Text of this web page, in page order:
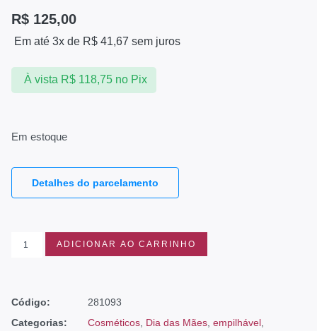
R$ 125,00
Em até 3x de R$ 41,67 sem juros
À vista R$118,75 no Pix
Em estoque
Detalhes do parcelamento
ADICIONAR AO CARRINHO
Código:
281093
Categorias:
Cosméticos Dia das Mães empilhável